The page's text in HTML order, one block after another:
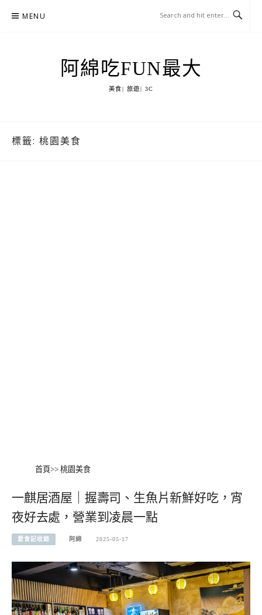
MENU
阿綿吃FUN最大
美食| 旅遊| 3C
標籤: 桃園美食
首頁>> 桃園美食
一麒居酒屋｜握壽司、生魚片新鮮好吃，宵
夜好去處，營業到凌晨一點
愛食記收錄 阿綿 2025-05-17